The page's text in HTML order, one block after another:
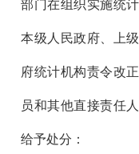
部门在组织实施统
本级人民政府、上
府统计机构责令改
员和其他直接责任
给予处分：